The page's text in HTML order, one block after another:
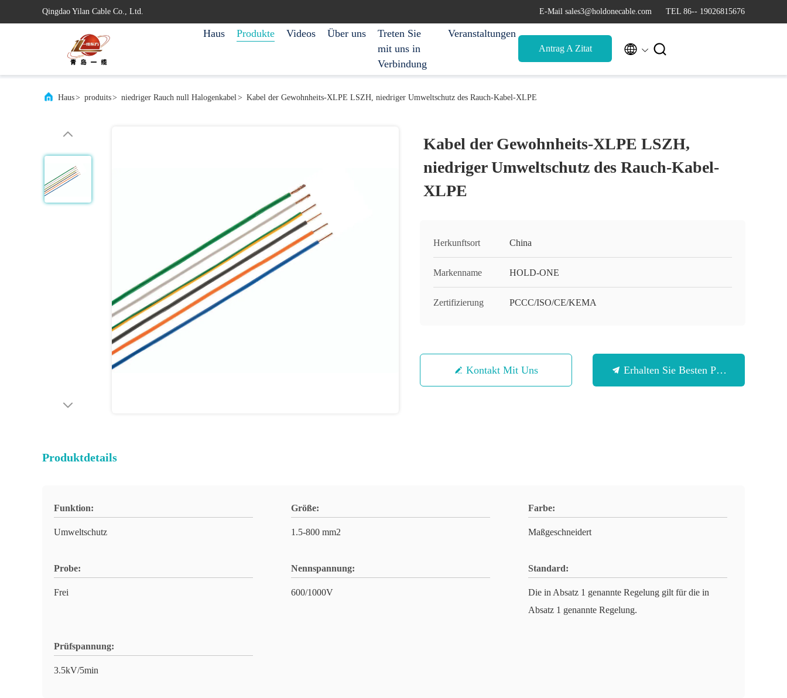
Qingdao Yilan Cable Co., Ltd. E-Mail sales3@holdonecable.com TEL 86-- 19026815676
Haus Produkte Videos Über uns
Treten Sie
mit uns in
Verbindung
Veranstaltungen
Antrag A Zitat  
Haus> produits> niedriger Rauch null Halogenkabel> Kabel der Gewohnheits-XLPE LSZH, niedriger Umweltschutz des Rauch-Kabel-XLPE
Kabel der Gewohnheits-XLPE LSZH,
niedriger Umweltschutz des Rauch-Kabel-
XLPE
Herkunftsort China
Markenname HOLD-ONE
Zertifizierung PCCC/ISO/CE/KEMA
Kontakt Mit Uns Erhalten Sie Besten Preis
Produktdetails
Funktion:
Umweltschutz
Größe:
1.5-800 mm2
Farbe:
Maßgeschneidert
Probe:
Frei
Nennspannung:
600/1000V
Standard:
Die in Absatz 1 genannte Regelung gilt für die in
Absatz 1 genannte Regelung.
Prüfspannung:
3.5kV/5min